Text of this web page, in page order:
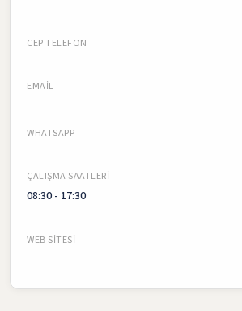
CEP TELEFON
EMAIL
WHATSAPP
ÇALIŞMA SAATLERI
08:30 - 17:30
WEB SITESI